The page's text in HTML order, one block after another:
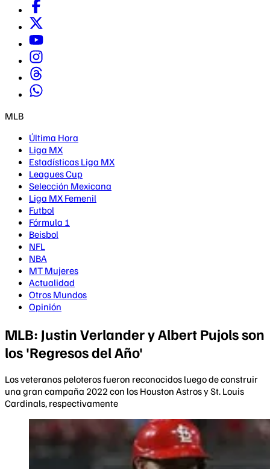
MLB
Última Hora
Liga MX
Estadísticas Liga MX
Leagues Cup
Selección Mexicana
Liga MX Femenil
Futbol
Fórmula 1
Beisbol
NFL
NBA
MT Mujeres
Actualidad
Otros Mundos
Opinión
MLB: Justin Verlander y Albert Pujols son
los 'Regresos del Año'
Los veteranos peloteros fueron reconocidos luego de construir
una gran campaña 2022 con los Houston Astros y St. Louis
Cardinals, respectivamente